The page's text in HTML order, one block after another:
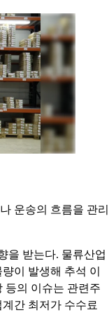
운송의 흐름을 관리
을 받는다. 물류산업
이 발생해 추석 이
등의 이슈는 관련주
간 최저가 수수료